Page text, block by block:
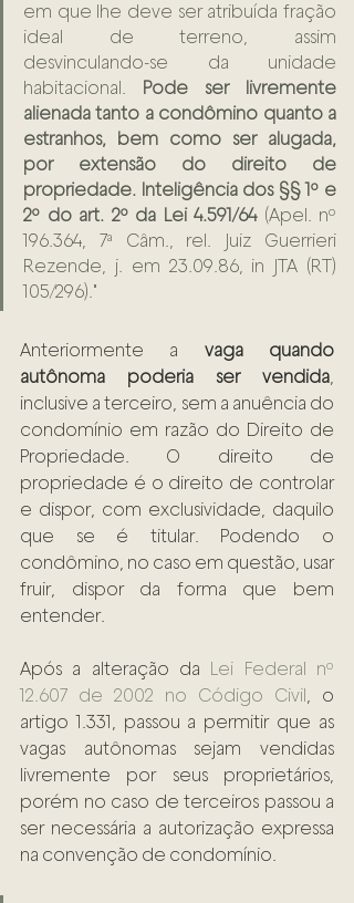
em que lhe deve ser atribuída fração
ideal de terreno, assim
desvinculando-se da unidade
habitacional. Pode ser livremente
alienada tanto a condômino quanto a
estranhos, bem como ser alugada,
por extensão do direito de
propriedade. Inteligência dos §§ 1º e
2º do art. 2º da Lei 4.591/64 (Apel. nº
196.364, 7ª Câm., rel. Juiz Guerrieri
Rezende, j. em 23.09.86, in JTA (RT)
105/296)."
Anteriormente a vaga quando
autônoma poderia ser vendida,
inclusive a terceiro, sem a anuência do
condomínio em razão do Direito de
Propriedade. O direito de
propriedade é o direito de controlar
e dispor, com exclusividade, daquilo
que se é titular. Podendo o
condômino, no caso em questão, usar
fruir, dispor da forma que bem
entender.
Após a alteração da Lei Federal nº
12.607 de 2002 no Código Civil, o
artigo 1.331, passou a permitir que as
vagas autônomas sejam vendidas
livremente por seus proprietários,
porém no caso de terceiros passou a
ser necessária a autorização expressa
na convenção de condomínio.